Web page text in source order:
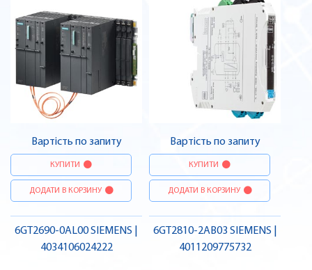
Вартість по запиту
КУПИТИ
ДОДАТИ В КОРЗИНУ
Вартість по запиту
КУПИТИ
ДОДАТИ В КОРЗИНУ
6GT2690-0AL00 SIEMENS |
4034106024222
6GT2810-2AB03 SIEMENS |
4011209775732